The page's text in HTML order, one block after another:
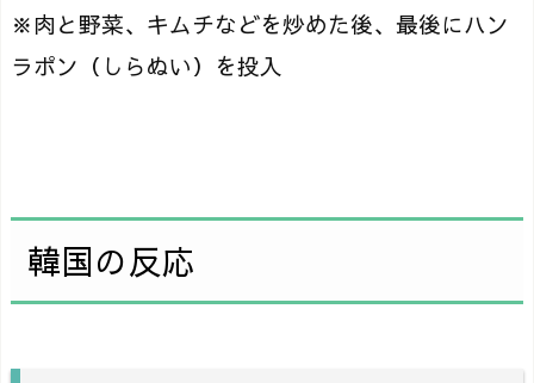
※肉と野菜、キムチなどを炒めた後、最後にハン
ラポン（しらぬい）を投入
韓国の反応